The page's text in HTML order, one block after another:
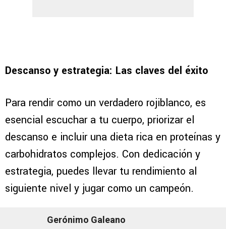
Descanso y estrategia: Las claves del éxito
Para rendir como un verdadero rojiblanco, es
esencial escuchar a tu cuerpo, priorizar el
descanso e incluir una dieta rica en proteínas y
carbohidratos complejos. Con dedicación y
estrategia, puedes llevar tu rendimiento al
siguiente nivel y jugar como un campeón.
Gerónimo Galeano